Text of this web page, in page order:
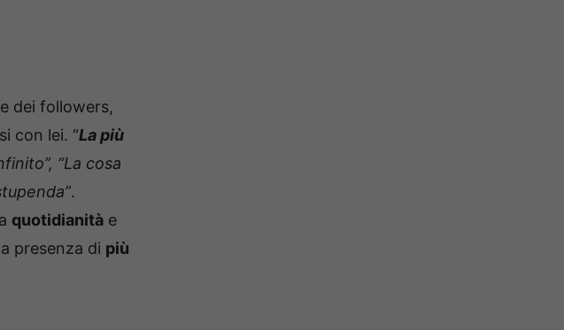
dei followers,
con lei. “La più
“La cosa
.
quotidianità e
presenza di più